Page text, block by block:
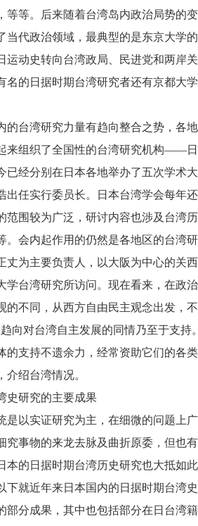
等等。后来随着台湾岛内政治局势的
当代政治领域，最典型的是东京大学
运动史转向台湾政局、民进党和两岸
名的日据时期台湾研究者还有京都大
的台湾研究力量有趋向整合之势，各
来组织了全国性的台湾研究机构——
已经分别在日本各地举办了五次学术
出任实行委员长。日本台湾学会每年
范围较为广泛，研讨内容也涉及台湾
。会内起作用的仍然是各地区的台湾
丈为主要负责人，以大阪为中心的关
学台湾研究所访问。现在看来，在政
的不同，从西方自由民主观念出发，
向对台湾自主发展的同情乃至于支
的支持不遗余力，经常资助它们的各
绍台湾情况。
史研究的主要成果
是以实证研究为主，在细微的问题上
究事物的来龙去脉及曲折原委，但也
本的日据时期台湾历史研究也大抵如
下就近年来日本国内的日据时期台湾
部分成果，其中也包括部分在日台湾